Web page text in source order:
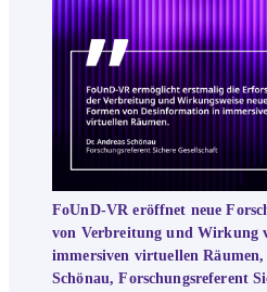
FoUnD-VR eröffnet neue
von Verbreitung und Wirkung
immersiven virtuellen
Schönau, Forschungsreferent